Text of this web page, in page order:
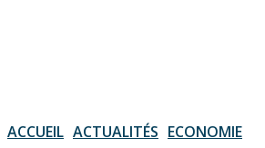
ACCUEIL ACTUALITÉS ECONOMIE